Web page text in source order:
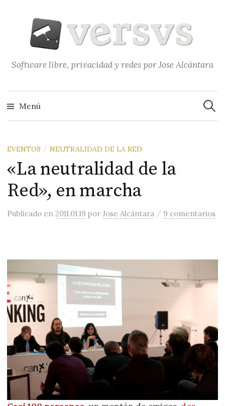
contenido
Software libre, privacidad y redes por Jose Alcántara
Menú
EVENTOS / NEUTRALIDAD DE LA RED
«La neutralidad de la
Red», en marcha
Publicado en2011.01.19 porJose Alcántara / 9 comentarios